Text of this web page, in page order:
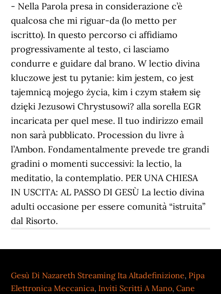
- Nella Parola presa in considerazione c’è
qualcosa che mi riguar-da (lo metto per
iscritto). In questo percorso ci affidiamo
progressivamente al testo, ci lasciamo
condurre e guidare dal brano. W lectio divina
kluczowe jest tu pytanie: kim jestem, co jest
tajemnicą mojego życia, kim i czym stałem się
dzięki Jezusowi Chrystusowi? alla sorella EGR
incaricata per quel mese. Il tuo indirizzo email
non sarà pubblicato. Procession du livre à
l’Ambon. Fondamentalmente prevede tre grandi
gradini o momenti successivi: la lectio, la
meditatio, la contemplatio. PER UNA CHIESA
IN USCITA: AL PASSO DI GESÙ La lectio divina
adulti occasione per essere comunità “istruita”
dal Risorto.
Gesù Di Nazareth Streaming Ita Altadefinizione, Pipa
Elettronica Meccanica, Inviti Scritti A Mano,Cane